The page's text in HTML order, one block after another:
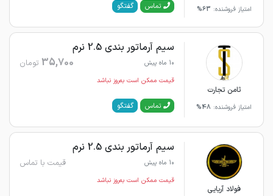
امتیاز فروشنده: 63% تماس گفتگو
ثامن تجارت
امتیاز فروشنده: 48%
سیم آرماتور بندی 2.5 نرم
10 ماه پیش 35,700 تومان
قیمت ممکن است به‌روز نباشد
تماس گفتگو
فولاد آریایی
سیم آرماتور بندی 2.5 نرم
10 ماه پیش قیمت با تماس
قیمت ممکن است به‌روز نباشد